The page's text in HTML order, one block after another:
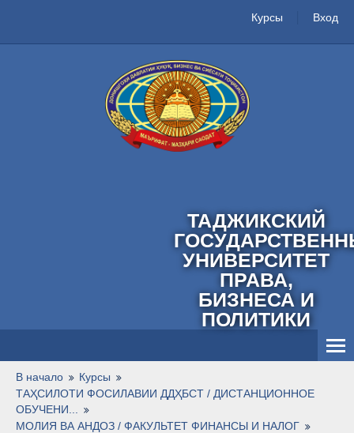
Курсы Вход
ТАДЖИКСКИЙ
УНИВЕРСИТЕТ
ПРАВА,
БИЗНЕСА И
ПОЛИТИКИ
Русский ‎(ru)‎
В начало
Курсы
ТАҲСИЛОТИ ФОСИЛАВИИ ДДҲБСТ / ДИСТАНЦИОННОЕ
ОБУЧЕНИ...
МОЛИЯ ВА АНДОЗ / ФАКУЛЬТЕТ ФИНАНСЫ И НАЛОГ